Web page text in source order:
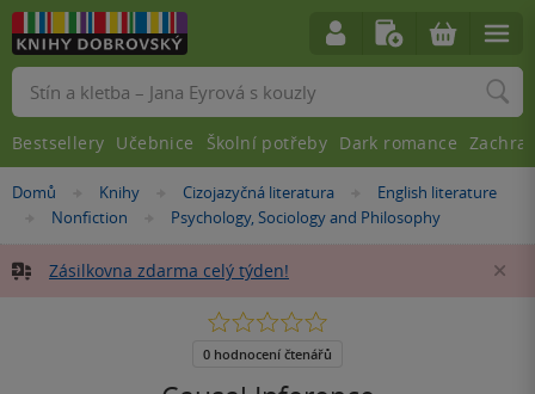
Nacházíte
Domů »Knihy »Cizojazyčná literatura »English literature
»
Nonfiction »Psychology, Sociology and Philosophy
Zásilkovna zdarma celý týden!
0.0
5
0 hodnocení čtenářů
Vyhledávání
Bestsellery Učebnice Školní potřeby Dark romance